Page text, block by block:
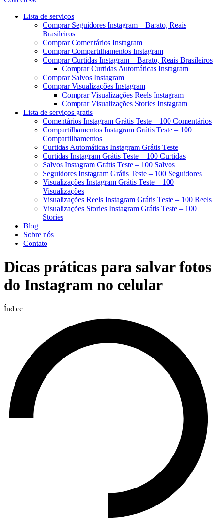
Menu
Lista de serviços
Comprar Seguidores Instagram – Barato, Reais
Brasileiros
Comprar Comentários Instagram
Comprar Compartilhamentos Instagram
Comprar Curtidas Instagram – Barato, Reais Brasileiros
Comprar Curtidas Automáticas Instagram
Comprar Salvos Instagram
Comprar Visualizações Instagram
Comprar Visualizações Reels Instagram
Comprar Visualizações Stories Instagram
Lista de serviços gratis
Comentários Instagram Grátis Teste – 100 Comentários
Compartilhamentos Instagram Grátis Teste – 100
Compartilhamentos
Curtidas Automáticas Instagram Grátis Teste
Curtidas Instagram Grátis Teste – 100 Curtidas
Salvos Instagram Grátis Teste – 100 Salvos
Seguidores Instagram Grátis Teste – 100 Seguidores
Visualizações Instagram Grátis Teste – 100
Visualizações
Visualizações Reels Instagram Grátis Teste – 100 Reels
Visualizações Stories Instagram Grátis Teste – 100
Stories
Blog
Sobre nós
Contato
Dicas práticas para salvar fotos
do Instagram no celular
Índice